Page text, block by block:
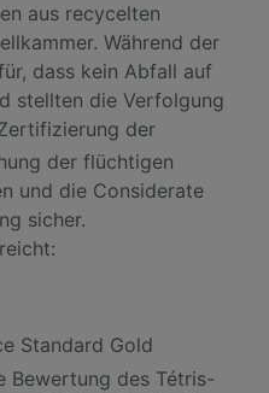
aus recycelten
Während der
dass kein Abfall auf
stellten die Verfolgung
der
der flüchtigen
und die Considerate
sicher.
Standard Gold
Bewertung des Tétris-